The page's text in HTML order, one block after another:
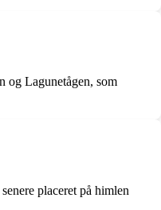
og Lagunetågen, som
placeret på himlen